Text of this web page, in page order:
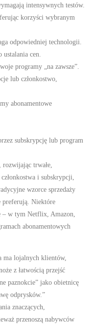
intensywnych testów.
korzyści wybranym
odpowiedniej technologii.
cen.
programy „na zawsze”.
lub członkostwo,
abonamentowe
subskrypcję lub program
rozwijając trwałe,
i subskrypcji,
wzorce sprzedaży
preferują. Niektóre
– w tym Netflix, Amazon,
abonamentowych
ma lojalnych klientów,
z łatwością przejść
paznokcie” jako obietnicę
odprysków.”
znaczących,
przenoszą nabywców